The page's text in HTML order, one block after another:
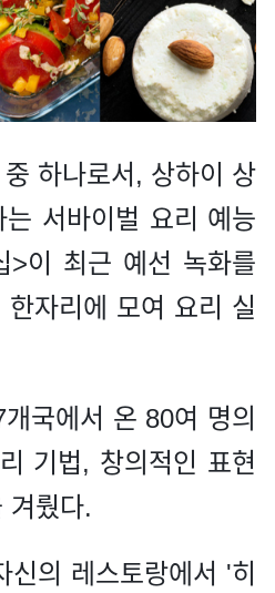
하나로서, 상하이 상
서바이벌 요리 예능
>이 최근 예선 녹화를
자리에 모여 요리 실
국에서 온 80여 명의
기법, 창의적인 표현
겨뤘다.
의 레스토랑에서 '히